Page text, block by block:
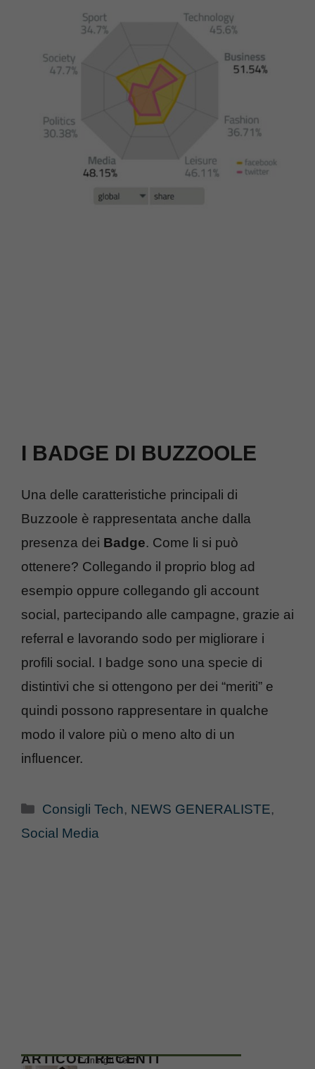
I BADGE DI BUZZOOLE
Una delle caratteristiche principali di
Buzzoole è rappresentata anche dalla
presenza dei Badge. Come li si può
ottenere? Collegando il proprio blog ad
esempio oppure collegando gli account
social, partecipando alle campagne, grazie ai
referral e lavorando sodo per migliorare i
profili social. I badge sono una specie di
distintivi che si ottengono per dei “meriti” e
quindi possono rappresentare in qualche
modo il valore più o meno alto di un
influencer.
Categorie
Consigli Tech, NEWS GENERALISTE,
Social Media
ARTICOLI RECENTI
Consigli Tech